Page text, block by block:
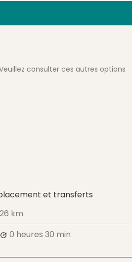
consulter ces autres options
et transferts
26 km
0 heures 30 min